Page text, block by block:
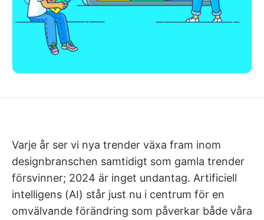
Varje år ser vi nya trender växa fram inom
designbranschen samtidigt som gamla trender
försvinner; 2024 är inget undantag. Artificiell
intelligens (AI) står just nu i centrum för en
omvälvande förändring som påverkar både våra